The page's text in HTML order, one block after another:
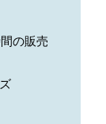
の販売